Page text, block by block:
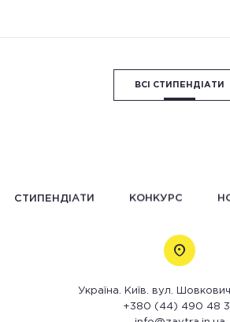
ВСІ СТИПЕНДІАТИ
СТИПЕНДІАТИ КОНКУРС
Україна. Київ. вул.
+380 (44) 490 48